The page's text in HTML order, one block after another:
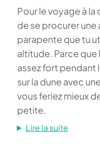
Pour le voyage à
de se procurer
parapente que tu
altitude. Parce que
assez fort pendant
sur la dune avec
vous feriez mieux
petite.
Lire la suite